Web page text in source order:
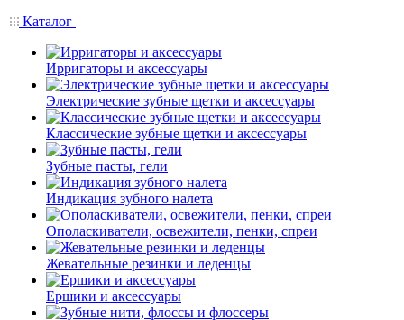
Каталог
Ирригаторы и аксессуары
Электрические зубные щетки и аксессуары
Классические зубные щетки и аксессуары
Зубные пасты, гели
Индикация зубного налета
Ополаскиватели, освежители, пенки, спреи
Жевательные резинки и леденцы
Ершики и аксессуары